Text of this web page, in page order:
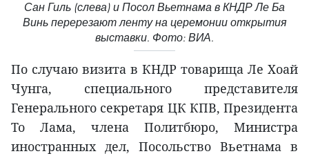
Сан Гиль (слева) и Посол Вьетнама в КНДР Ле Ба
Винь перерезают ленту на церемонии открытия
выставки. Фото: ВИА.
По случаю визита в КНДР товарища Ле Хоай
Чунга, специального представителя
Генерального секретаря ЦК КПВ, Президента
То Лама, члена Политбюро, Министра
иностранных дел, Посольство Вьетнама в